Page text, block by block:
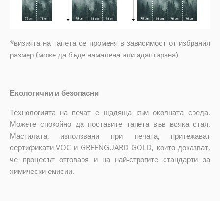
*визията на тапета се променя в зависимост от избрания
размер (може да бъде намалена или адаптирана)
Екологични и безопасни
Технологията на печат е щадяща към околната среда.
Можете спокойно да поставите тапета във всяка стая.
Мастилата, използвани при печата, притежават
сертификати VOC и GREENGUARD GOLD, които доказват,
че процесът отговаря и на най-строгите стандарти за
химически емисии.